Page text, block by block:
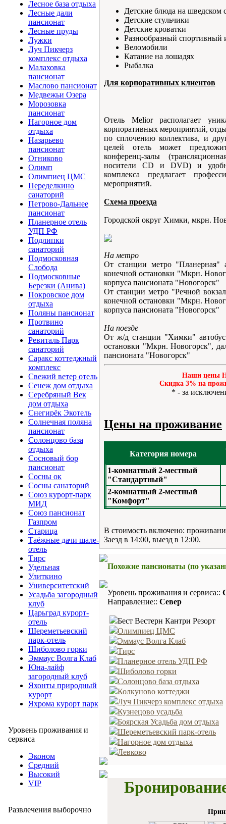
Лесное база отдыха
Лесные дали
пансионат
Лесные пруды
Лужки
Луч Пикчерз
комплекс отдыха
Малаховка
пансионат
Маслово пансионат
Медвежьи Озера
Морозовка
пансионат
Нагорное дом
отдыха
Назарьево
пансионат
Огниково
Олимп
Олимпиец ЦМС
Переделкино
санаторий
Петрово-Дальнее
пансионат
Планерное отель
УДП РФ
Подлипки
санаторий
Подмосковная
Cлобода
Подмосковные
Березки (Анива)
Покровское дом
отдыха
Поляны пансионат
Протвино
санаторий
Ревиталь Парк
санаторий
Саракс коттеджный
комплекс
Свежий ветер отель
Сенеж дом отдыха
Серебряный Век
дом отдыха
Снегирёк Экотель
Солнечная поляна
пансионат
Солонцово база
отдыха
Сосновый бор
пансионат
Сосны ок
Сосны санаторий
Союз курорт-парк
МИД
Союз пансионат
Газпром
Старица
Таёжные дачи шале-
отель
Тирс
Удельная
Улиткино
Университетский
Усадьба загородный
клуб
Царьград курорт-
отель
Шереметьевский
парк-отель
Шиболово горки
Эммаус Волга Клаб
Юна-лайф
загородный клуб
Яхонты природный
курорт
Яхрома курорт парк
Уровень проживания и
сервиса
Эконом
Средний
Высокий
VIP
Развлечения выборочно
Детские блюда на шведском
Детские стульчики
Детские кроватки
Разнообразный спортивный
Веломобили
Катание на лошадях
Рыбалка
Для корпоративных клиентов
Отель Melior располагает
корпоративных мероприятий,
по сплочению коллектива, и
целей отель может
конференц-залы
носители CD и DVD) и
комплекса предлагает
мероприятий.
Схема проезда
Городской округ Химки, мкрн.
На метро
От станции метро
конечной остановки "Мкрн.
корпуса пансионата "Новогорск"
От станции метро "Речной
конечной остановки "Мкрн.
корпуса пансионата "Новогорск"
На поезде
От ж/д станции "Химки"
остановки "Мкрн. Новогорск",
пансионата "Новогорск"
Наши цены
Cкидка 3% на
* - за
Цены на проживание
Категория номера
1-комнатный 2-местный
"Стандартный"
2-комнатный 2-местный
"Комфорт"
В стоимость включено:
Заезд в 14:00, выезд в 12:00.
Похожие пансионаты (по
Уровень проживания и сервиса::
Направление:: Север
Бест Вестерн Кантри Резорт
Олимпиец ЦМС
Эммаус Волга Клаб
Тирс
Планерное отель УДП РФ
Шиболово горки
Солонцово база отдыха
Колкуново коттеджи
Луч Пикчерз комплекс отдыха
Кузнецово усадьба
Боярская Усадьба дом отдыха
Шереметьевский парк-отель
Нагорное дом отдыха
Левково